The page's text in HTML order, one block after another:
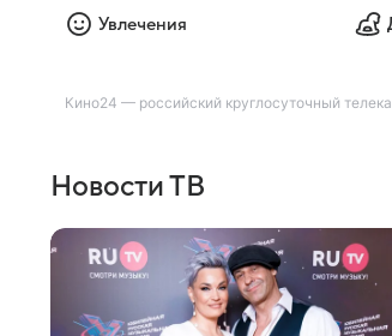
Увлечения
Кино24 — российский круглосуточный
Новости ТВ